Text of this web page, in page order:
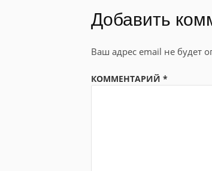
Добавить
Ваш адрес email не будет
КОММЕНТАРИЙ *